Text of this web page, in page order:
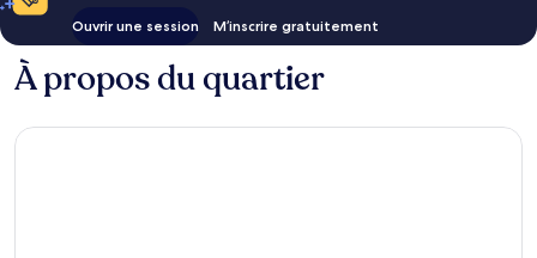
Ouvrir une session M’inscrire gratuitement
À propos du quartier